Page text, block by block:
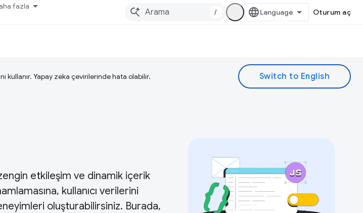
fazla
/ Oturum aç
Yapay zeka çevirilerinde hata olabilir.
etkileşim ve dinamik içerik
kullanıcı verilerini
oluşturabilirsiniz. Burada,